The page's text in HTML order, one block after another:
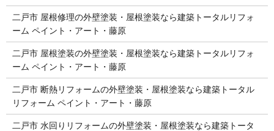
二戸市 屋根修理の外壁塗装・屋根塗装なら建築トータルリフォ
ーム ペイント・アート・藤原
二戸市 屋根塗装の外壁塗装・屋根塗装なら建築トータルリフォ
ーム ペイント・アート・藤原
二戸市 断熱リフォームの外壁塗装・屋根塗装なら建築トータル
リフォーム ペイント・アート・藤原
二戸市 水回りリフォームの外壁塗装・屋根塗装なら建築トータ